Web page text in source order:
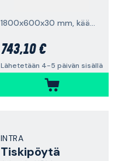
1800x600x30 mm, käännettävä, ruostumaton teräs
743,10 €
Lähetetään 4-5 päivän sisällä
INTRA
Tiskipöytä